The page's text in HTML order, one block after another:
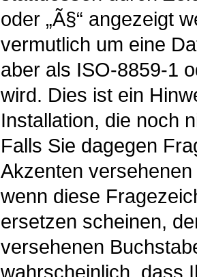
oder „Ã§“ angezeigt
vermutlich um eine
aber als ISO-8859-1
wird. Dies ist ein
Installation, die noch
Falls Sie dagegen
Akzenten
wenn diese
ersetzen scheinen,
versehenen
wahrscheinlich, dass